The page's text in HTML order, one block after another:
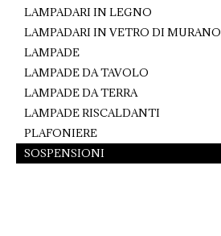
LAMPADARI IN LEGNO
LAMPADARI IN VETRO DI MURANO
LAMPADE
LAMPADE DA TAVOLO
LAMPADE DA TERRA
LAMPADE RISCALDANTI
PLAFONIERE
SOSPENSIONI